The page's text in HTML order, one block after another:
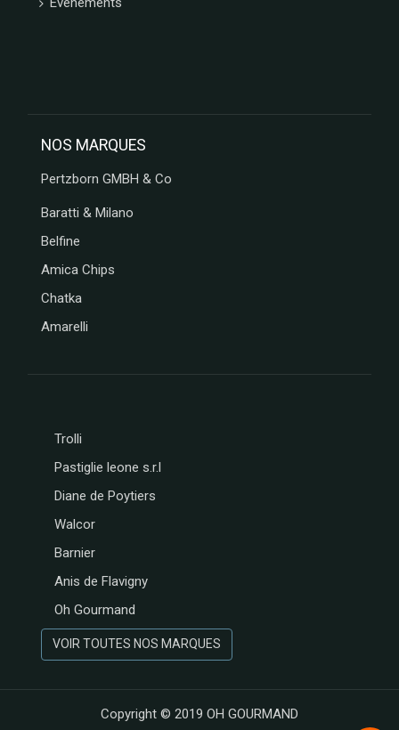
NOS MARQUES
Pertzborn GMBH & Co
Baratti & Milano
Belfine
Amica Chips
Chatka
Amarelli
Trolli
Pastiglie leone s.r.l
Diane de Poytiers
Walcor
Barnier
Anis de Flavigny
Oh Gourmand
VOIR TOUTES NOS MARQUES
Copyright © 2019 OH GOURMAND